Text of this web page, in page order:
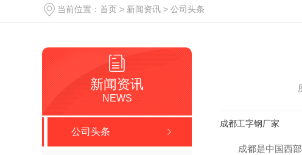
当前位置： 首页 > 新闻资讯 > 公司头条
新闻资讯
NEWS
公司头条
成都工字钢厂家
成都是中国西